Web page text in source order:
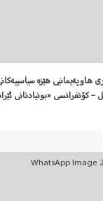
هاوپەیمانیی هێزە
کۆنفرانسی «بونیادنانی